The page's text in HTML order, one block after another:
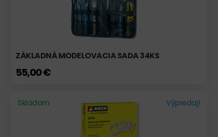
ZÁKLADNÁ MODELOVACIA SADA 34KS
55,00 €
Skladom Výpredaj!